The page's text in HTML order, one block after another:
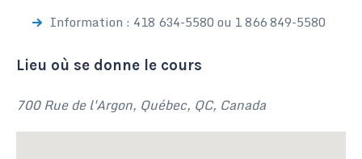
Information : 418 634-5580 ou 1 866 849-5580
Lieu où se donne le cours
700 Rue de l'Argon, Québec, QC, Canada